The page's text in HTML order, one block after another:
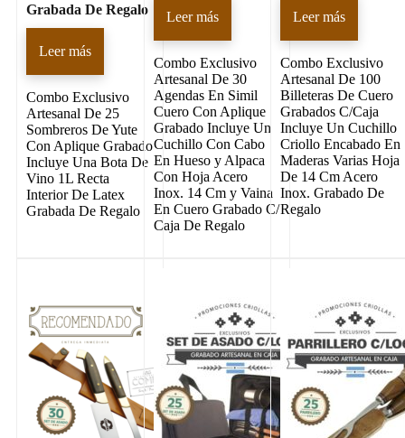
Grabada De Regalo
Leer más
Combo Exclusivo
Artesanal De 25
Sombreros De Yute
Con Aplique Grabado
Incluye Una Bota De
Vino 1L Recta
Interior De Latex
Grabada De Regalo
Leer más
Combo Exclusivo
Artesanal De 30
Agendas En Simil
Cuero Con Aplique
Grabado Incluye Un
Cuchillo Con Cabo
En Hueso y Alpaca
Con Hoja Acero
Inox. 14 Cm y Vaina
En Cuero Grabado C/
Caja De Regalo
Leer más
Combo Exclusivo
Artesanal De 100
Billeteras De Cuero
Grabados C/Caja
Incluye Un Cuchillo
Criollo Encabado En
Maderas Varias Hoja
De 14 Cm Acero
Inox. Grabado De
Regalo